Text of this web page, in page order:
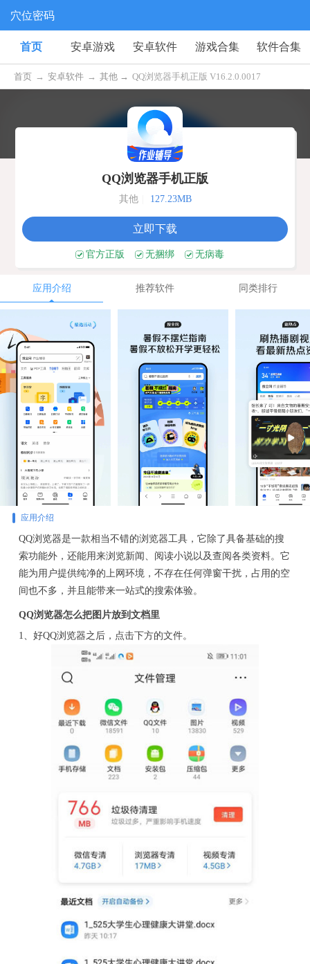
穴位密码
首页 安卓游戏 安卓软件 游戏合集 软件合集
首页 → 安卓软件 → 其他 → QQ浏览器手机正版 V16.2.0.0017
QQ浏览器手机正版
其他 127.23MB
立即下载
官方正版 无捆绑 无病毒
应用介绍 推荐软件 同类排行
应用介绍
QQ浏览器是一款相当不错的浏览器工具，它除了具备基础的搜
索功能外，还能用来浏览新闻、阅读小说以及查阅各类资料。它
能为用户提供纯净的上网环境，不存在任何弹窗干扰，占用的空
间也不多，并且能带来一站式的搜索体验。
QQ浏览器怎么把图片放到文档里
1、好QQ浏览器之后，点击下方的文件。